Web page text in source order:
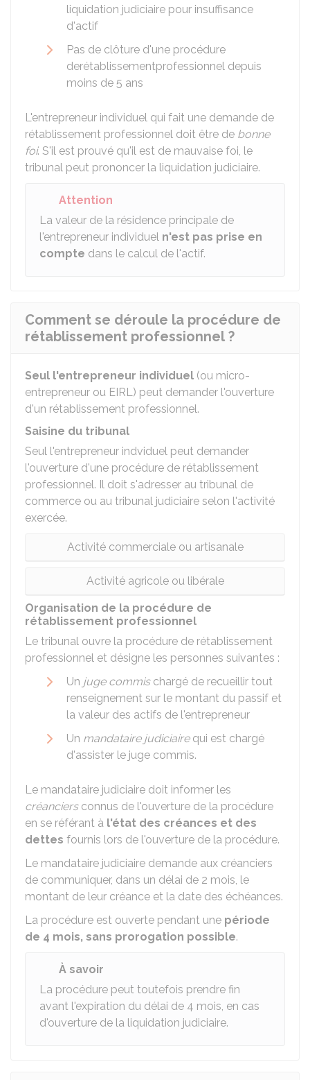
liquidation judiciaire pour insuffisance
d'actif
Pas de clôture d'une procédure
derétablissementprofessionnel depuis
moins de 5 ans
L'entrepreneur individuel qui fait une demande de
rétablissement professionnel doit être de bonne
foi. S'il est prouvé qu'il est de mauvaise foi, le
tribunal peut prononcer la liquidation judiciaire.
Attention
La valeur de la résidence principale de
l'entrepreneur individuel n'est pas prise en
compte dans le calcul de l'actif.
Comment se déroule la procédure de
rétablissement professionnel ?
Seul l'entrepreneur individuel (ou micro-
entrepreneur ou EIRL) peut demander l'ouverture
d'un rétablissement professionnel.
Saisine du tribunal
Seul l'entrepreneur indviduel peut demander
l'ouverture d'une procédure de rétablissement
professionnel. Il doit s'adresser au tribunal de
commerce ou au tribunal judiciaire selon l'activité
exercée.
Activité commerciale ou artisanale
Activité agricole ou libérale
Organisation de la procédure de
rétablissement professionnel
Le tribunal ouvre la procédure de rétablissement
professionnel et désigne les personnes suivantes :
Un juge commischargé de recueillir tout
renseignement sur le montant du passif et
la valeur des actifs de l'entrepreneur
Un mandataire judiciairequi est chargé
d'assister le juge commis.
Le mandataire judiciaire doit informer les
créanciersconnus de l'ouverture de la procédure
en se référant à l'état des créances et des
dettes fournis lors de l'ouverture de la procédure.
Le mandataire judiciaire demande aux créanciers
de communiquer, dans un délai de 2 mois, le
montant de leur créance et la date des échéances.
La procédure est ouverte pendant une période
de 4 mois, sans prorogation possible.
À savoir
La procédure peut toutefois prendre fin
avant l'expiration du délai de 4 mois, en cas
d'ouverture de la liquidation judiciaire.